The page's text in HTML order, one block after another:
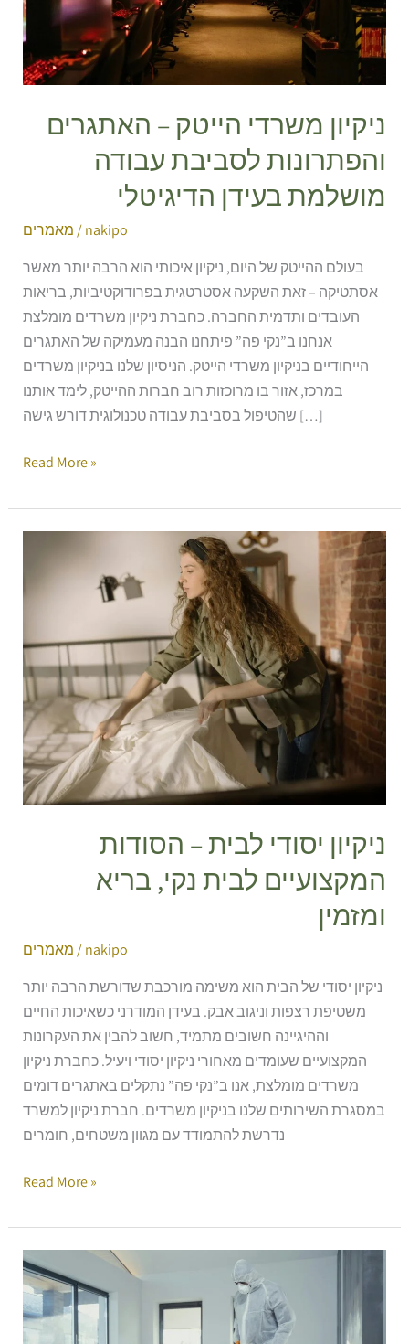
ניקיון משרדי הייטק – האתגרים
והפתרונות לסביבת עבודה
מושלמת בעידן הדיגיטלי
מאמרים /nakipo
בעולם ההייטק של היום, ניקיון איכותי הוא הרבה יותר מאשר
אסתטיקה – זאת השקעה אסטרטגית בפרודוקטיביות, בריאות
העובדים ותדמית החברה. כחברת ניקיון משרדים מומלצת
אנחנו ב”נקי פה” פיתחנו הבנה מעמיקה של האתגרים
הייחודיים בניקיון משרדי הייטק. הניסיון שלנו בניקיון משרדים
במרכז, אזור בו מרוכזות רוב חברות ההייטק, לימד אותנו
שהטיפול בסביבת עבודה טכנולוגית דורש גישה […]
עבודה
מושלמת
בעידן
Read More »
ניקיון יסודי לבית – הסודות
המקצועיים לבית נקי, בריא
ומזמין
מאמרים /nakipo
ניקיון יסודי של הבית הוא משימה מורכבת שדורשת הרבה יותר
משטיפת רצפות וניגוב אבק. בעידן המודרני כשאיכות החיים
וההיגיינה חשובים מתמיד, חשוב להבין את העקרונות
המקצועיים שעומדים מאחורי ניקיון יסודי ויעיל. כחברת ניקיון
משרדים מומלצת, אנו ב”נקי פה” נתקלים באתגרים דומים
במסגרת השירותים שלנו בניקיון משרדים. חברת ניקיון למשרד
נדרשת להתמודד עם מגוון משטחים, חומרים
לבית
הסודות
המקצועיים
לבית
נקי,
בריא
ומזמין
Read More »
ניקיון
מוסדות:
המדריך
המקצועי